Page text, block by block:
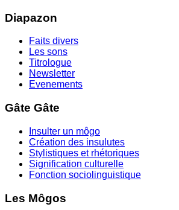
Diapazon
Faits divers
Les sons
Titrologue
Newsletter
Evenements
Gâte Gâte
Insulter un môgo
Création des insulutes
Stylistiques et rhétoriques
Signification culturelle
Fonction sociolinguistique
Les Môgos